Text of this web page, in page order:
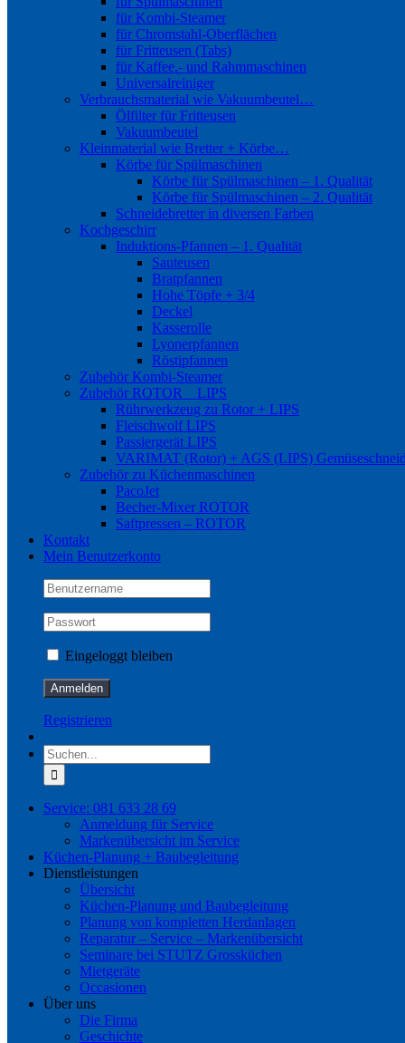
für Kombi-Steamer
für Chromstahl-Oberflächen
für Fritteusen (Tabs)
für Kaffee.- und Rahmmaschinen
Universalreiniger
Verbrauchsmaterial wie Vakuumbeutel…
Ölfilter für Fritteusen
Vakuumbeutel
Kleinmaterial wie Bretter + Körbe…
Körbe für Spülmaschinen
Körbe für Spülmaschinen – 1. Qualität
Körbe für Spülmaschinen – 2. Qualität
Schneidebretter in diversen Farben
Kochgeschirr
Induktions-Pfannen – 1. Qualität
Sauteusen
Bratpfannen
Hohe Töpfe + 3/4
Deckel
Kasserolle
Lyonerpfannen
Röstipfannen
Zubehör Kombi-Steamer
Zubehör ROTOR _ LIPS
Rührwerkzeug zu Rotor + LIPS
Fleischwolf LIPS
Passiergerät LIPS
VARIMAT (Rotor) + AGS (LIPS)
Zubehör zu Küchenmaschinen
PacoJet
Becher-Mixer ROTOR
Saftpressen – ROTOR
Kontakt
Mein Benutzerkonto
Eingeloggt bleiben
Registrieren
Suche
nach:
Service: 081 633 28 69
Anmeldung für Service
Markenübersicht im Service
Küchen-Planung + Baubegleitung
Dienstleistungen
Übersicht
Küchen-Planung und Baubegleitung
Planung von kompletten Herdanlagen
Reparatur – Service – Markenübersicht
Seminare bei STUTZ Grossküchen
Mietgeräte
Occasionen
Über uns
Die Firma
Geschichte